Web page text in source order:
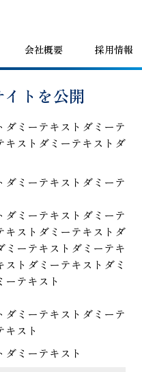
会社概要 採用情報
トを公開
ミーテキストダミーテ
キストダミーテキストダ
ミーテキストダミーテ
ミーテキストダミーテ
キストダミーテキストダ
ミーテキストダミーテキ
トダミーテキストダミ
テキスト
ミーテキストダミーテ
スト
ミーテキスト